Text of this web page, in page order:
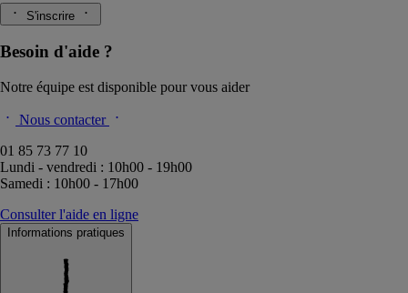
S'inscrire
Besoin d'aide ?
Notre équipe est disponible pour vous aider
Nous contacter
01 85 73 77 10
Lundi - vendredi : 10h00 - 19h00
Samedi : 10h00 - 17h00
Consulter l'aide en ligne
Informations pratiques